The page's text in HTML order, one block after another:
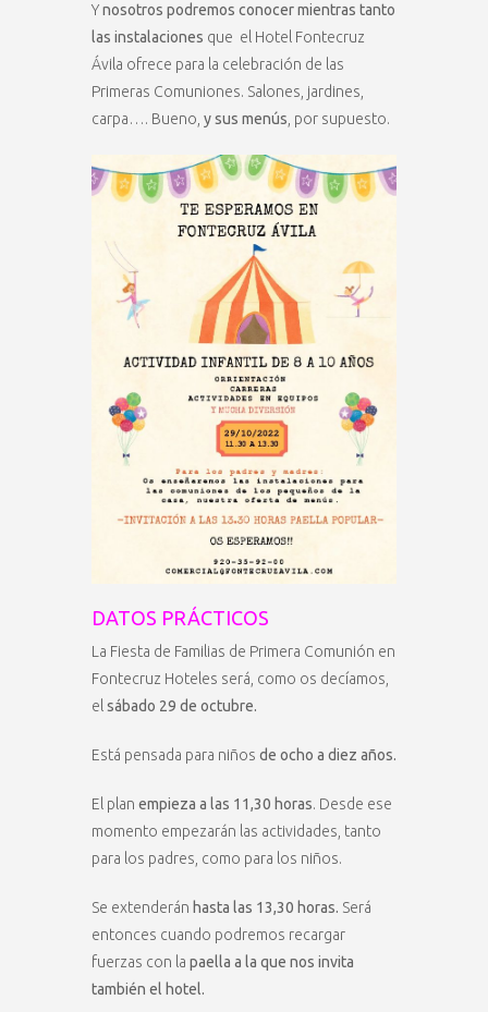
Ynosotros podremos conocer mientras tanto
las instalaciones que el Hotel Fontecruz
Ávila ofrece para la celebración de las
Primeras Comuniones. Salones, jardines,
carpa…. Bueno, y sus menús , por supuesto.
DATOS PRÁCTICOS
La Fiesta de Familias de Primera Comunión en
Fontecruz Hoteles será, como os decíamos,
el sábado 29 de octubre.
Está pensada para niños de ocho a diez años.
El plan empieza a las 11,30 horas. Desde ese
momento empezarán las actividades, tanto
para los padres, como para los niños.
Se extenderán hasta las 13,30 horas. Será
entonces cuando podremos recargar
fuerzas con la paella a la que nos invita
también el hotel.